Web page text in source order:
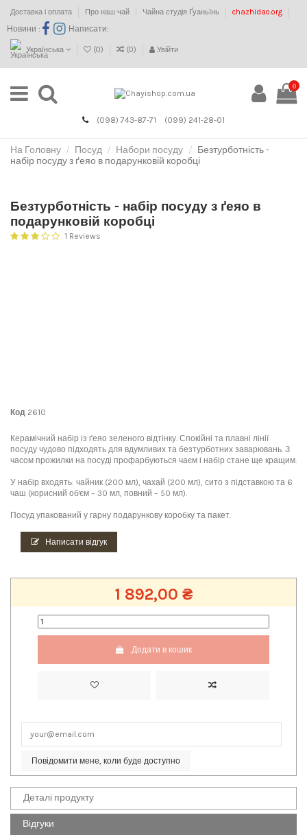
Доставка і оплата Про наш чай Чайна студія Ґуаньїнь chazhidao.org
Новини : Написати:
Українська (0) (0) Увійти
0
(098) 743-87-71 (099) 241-28-01
На Головну Посуд Набори посуду
Безтурботність -
набір посуду з ґеяо в подарунковій коробці
Безтурботність - набір посуду з ґеяо в
подарунковій коробці
1 Reviews
Код 2610
Керамічний набір із ґеяо зеленого відтінку. Спокійні та плавні лінії
посуду чудово підходять для вдумливих та безтурботних заварювань. З
часом прожилки на посуді профарбуються чаєм і набір стане ще кращим.
У набір входять: чайник (200 мл), чахай (200 мл), сито з підставкою та 6
чаш (корисний об'єм – 30 мл, повний – 50 мл).
Посуд упакований у гарну подарункову коробку та пакет.
Написати відгук
1 892,00 ₴
Додати в кошик
Повідомити мене, коли буде доступно
Деталі продукту
Відгуки